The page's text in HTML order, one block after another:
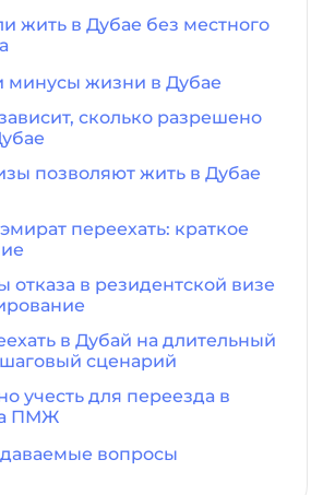
жить в Дубае без местного
минусы жизни в Дубае
сколько разрешено
позволяют жить в Дубае
переехать: краткое
отказа в резидентской визе
в Дубай на длительный
сценарий
учесть для переезда в
ПМЖ
вопросы